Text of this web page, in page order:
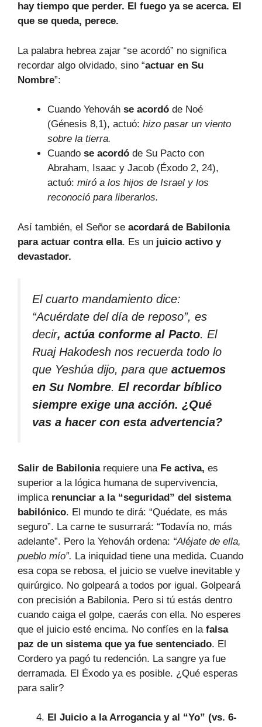
hay tiempo que perder. El fuego ya se acerca. El
que se queda, perece.
La palabra hebrea zajar “se acordó” no significa
recordar algo olvidado, sino “actuar en Su
Nombre”:
Cuando Yehováh se acordó de Noé
(Génesis 8,1), actuó: hizo pasar un viento
sobre la tierra.
Cuando se acordó de Su Pacto con
Abraham, Isaac y Jacob (Éxodo 2, 24),
actuó: miró a los hijos de Israel y los
reconoció para liberarlos.
Así también, el Señor se acordará de Babilonia
para actuar contra ella. Es un juicio activo y
devastador.
El cuarto mandamiento dice:
“Acuérdate del día de reposo”, es
decir, actúa conforme al Pacto. El
Ruaj Hakodesh nos recuerda todo lo
que Yeshúa dijo, para que actuemos
en Su Nombre. El recordar bíblico
siempre exige una acción. ¿Qué
vas a hacer con esta advertencia?
Salir de Babiloniarequiere una Fe activa, es
superior a la lógica humana de supervivencia,
implica renunciar a la “seguridad” del sistema
babilónico. El mundo te dirá: “Quédate, es más
seguro”. La carne te susurrará: “Todavía no, más
adelante”. Pero la Yehováh ordena: “Aléjate de ella,
pueblo mío”. La iniquidad tiene una medida. Cuando
esa copa se rebosa, el juicio se vuelve inevitable y
quirúrgico. No golpeará a todos por igual. Golpeará
con precisión a Babilonia. Pero si tú estás dentro
cuando caiga el golpe, caerás con ella. No esperes
que el juicio esté encima. No confíes en la falsa
paz de un sistema que ya fue sentenciado. El
Cordero ya pagó tu redención. La sangre ya fue
derramada. El Éxodo ya es posible. ¿Qué esperas
para salir?
El Juicio a la Arrogancia y al “Yo” (vs. 6-